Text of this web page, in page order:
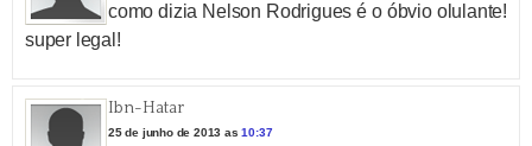
como dizia Nelson Rodrigues é o óbvio olulante!
super legal!
Ibn-Hatar
25 de junho de 2013 as10:37